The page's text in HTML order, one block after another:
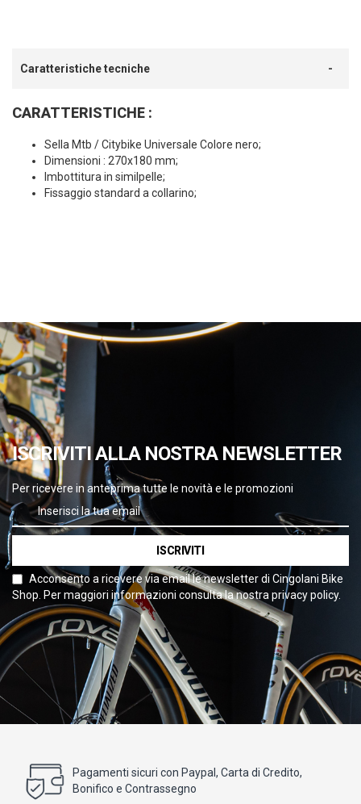
Caratteristiche tecniche
CARATTERISTICHE :
Sella Mtb / Citybike Universale Colore nero;
Dimensioni : 270x180 mm;
Imbottitura in similpelle;
Fissaggio standard a collarino;
ISCRIVITI ALLA NOSTRA NEWSLETTER
Per ricevere in anteprima tutte le novità e le promozioni
ISCRIVITI
Acconsento a ricevere via email le newsletter di Cingolani Bike
Shop. Per maggiori informazioni consulta la nostra privacy policy.
Pagamenti sicuri con Paypal, Carta di Credito,
Bonifico e Contrassegno